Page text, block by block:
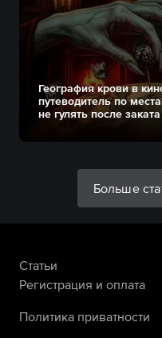
География крови в
путеводитель по
не гулять после заката
Больше
Статьи
Регистрация и оплата
Политика приватности